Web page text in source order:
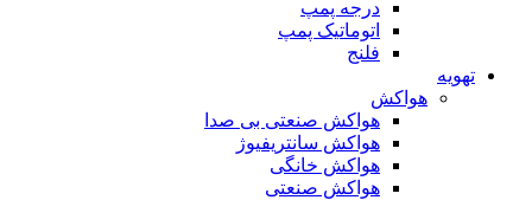
درجه پمپ
اتوماتیک پمپ
فلنج
تهویه
هواکش
هواکش صنعتی بی صدا
هواکش سانتریفیوژ
هواکش خانگی
هواکش صنعتی